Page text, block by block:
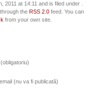
at 14:11 and is filed under .
the RSS 2.0feed. You can
from your own site.
(nu va fi publicată)